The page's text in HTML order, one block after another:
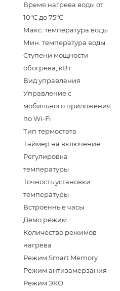
Время нагрева воды от
10°С до 75°С
Макс. температура воды
Мин. температура воды
Ступени мощности
обогрева, кВт
Вид управления
Управление c
мобильного приложения
по Wi-Fi
Тип термостата
Таймер на включение
Регулировка
температуры
Точность установки
температуры
Встроенные часы
Демо режим
Количество режимов
нагрева
Режим Smart Memory
Режим антизамерзания
Режим ЭКО